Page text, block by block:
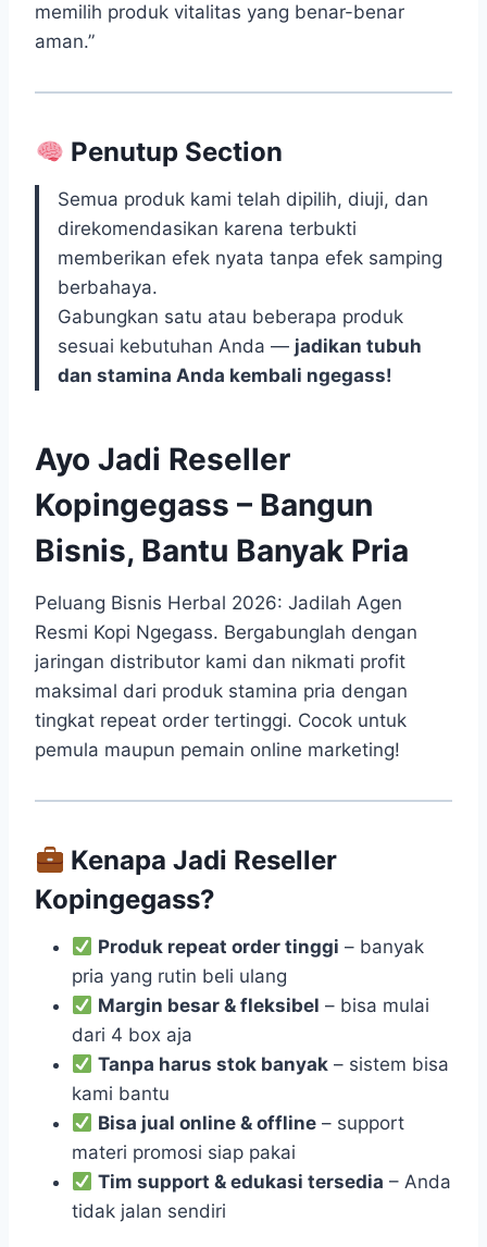
memilih produk vitalitas yang benar-benar
aman.”
Penutup Section
Semua produk kami telah dipilih, diuji, dan
direkomendasikan karena terbukti
memberikan efek nyata tanpa efek samping
berbahaya.
Gabungkan satu atau beberapa produk
sesuai kebutuhan Anda — jadikan tubuh
dan stamina Anda kembali ngegass!
Ayo Jadi Reseller
Kopingegass – Bangun
Bisnis, Bantu Banyak Pria
Peluang Bisnis Herbal 2026: Jadilah Agen
Resmi Kopi Ngegass. Bergabunglah dengan
jaringan distributor kami dan nikmati profit
maksimal dari produk stamina pria dengan
tingkat repeat order tertinggi. Cocok untuk
pemula maupun pemain online marketing!
Kenapa Jadi Reseller
Kopingegass?
Produk repeat order tinggi – banyak
pria yang rutin beli ulang
Margin besar & fleksibel – bisa mulai
dari 4 box aja
Tanpa harus stok banyak – sistem bisa
kami bantu
Bisa jual online & offline – support
materi promosi siap pakai
Tim support & edukasi tersedia – Anda
tidak jalan sendiri